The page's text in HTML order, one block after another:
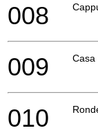
008
Casa
009
010